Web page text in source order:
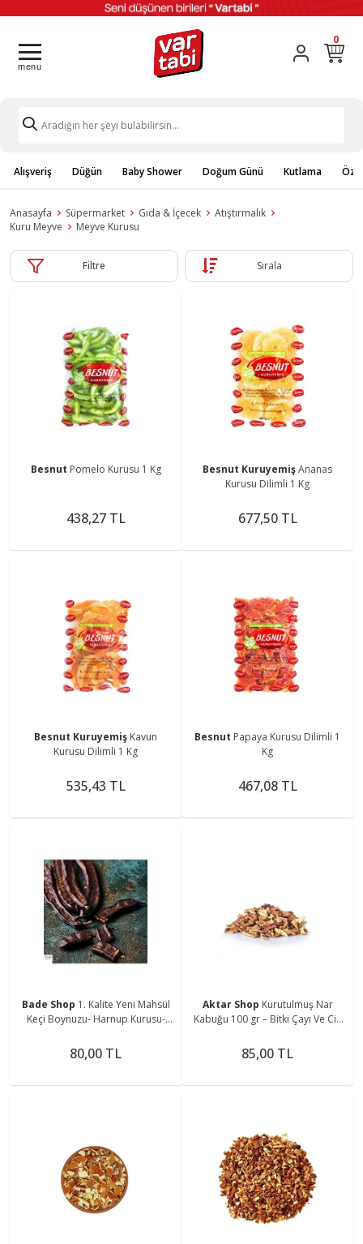
0
Alışveriş Düğün Baby Shower Doğum Günü Kutlama
Anasayfa Süpermarket Gıda & İçecek
Atıştırmalık
Kuru Meyve
Meyve Kurusu
Filtre Sırala
Besnut Pomelo Kurusu 1 Kg
438,27 TL
Besnut KuruyemişAnanas
Kurusu Dilimli 1 Kg
677,50 TL
Besnut Kuruyemiş Kavun
Kurusu Dilimli 1 Kg
535,43 TL
Besnut Papaya Kurusu Dilimli 1
Kg
467,08 TL
Bade Shop 1. Kalite Yeni Mahsül
Keçi Boynuzu- Harnup Kurusu-
80,00 TL
Aktar Shop Kurutulmuş Nar
Kabuğu 100 gr – Bitki Çayı Ve Cilt
85,00 TL